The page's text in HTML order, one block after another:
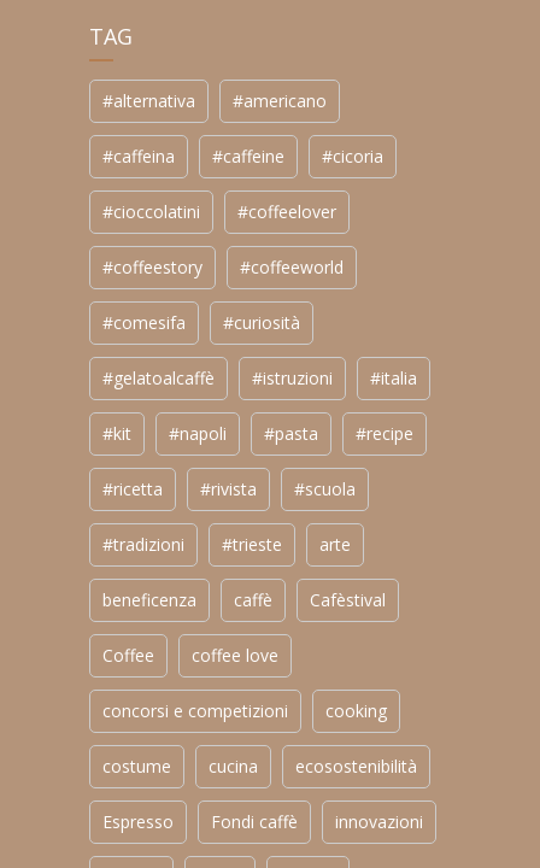
TAG
#alternativa #americano
#caffeina #caffeine #cicoria
#cioccolatini #coffeelover
#coffeestory #coffeeworld
#comesifa #curiosità
#gelatoalcaffè #istruzioni #italia
#kit #napoli #pasta #recipe
#ricetta #rivista #scuola
#tradizioni #trieste arte
beneficenza caffè Cafèstival
Coffee coffee love
concorsi e competizioni cooking
costume cucina ecosostenibilità
Espresso Fondi caffè innovazioni